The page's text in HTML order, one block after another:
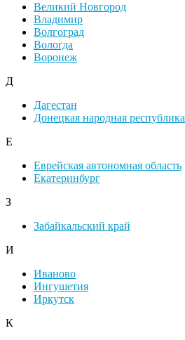
Великий Новгород
Владимир
Волгоград
Вологда
Воронеж
Д
Дагестан
Донецкая народная республика
Е
Еврейская автономная область
Екатеринбург
З
Забайкальский край
И
Иваново
Ингушетия
Иркутск
К